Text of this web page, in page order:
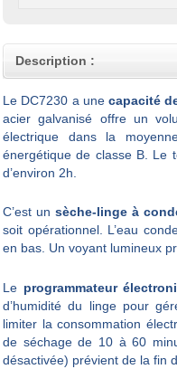
Description :
Le DC7230 a unecapacité
acier galvanisé offre un
électrique dans la
énergétique de classe B. Le
d’environ 2h.
C’est unsèche-linge à
soit opérationnel. L’eau
en bas. Un voyant lumineux
Le programmateur
d’humidité du linge pour
limiter la consommation
de séchage de 10 à 60
désactivée) prévient de la fin